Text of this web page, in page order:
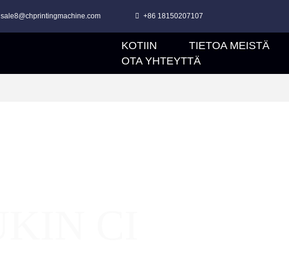
sale8@chprintingmachine.com +86 18150207107
KOTIIN TIETOA MEISTÄ
OTA YHTEYTTÄ